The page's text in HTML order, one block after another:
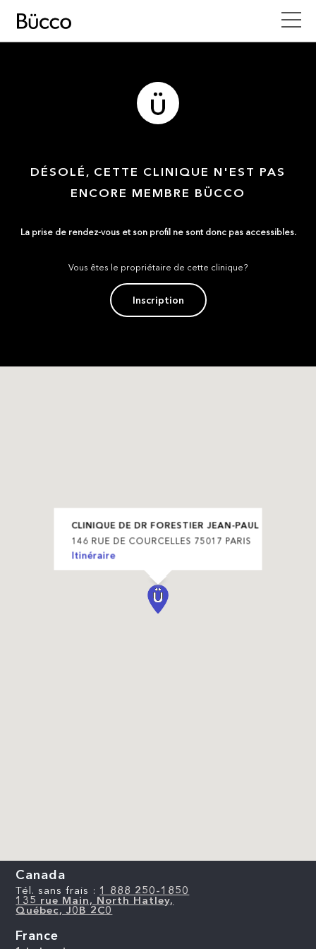
DÉSOLÉ, CETTE CLINIQUE N'EST PAS
ENCORE MEMBRE BÜCCO
La prise de rendez-vous et son profil ne sont donc pas accessibles.
Vous êtes le propriétaire de cette clinique?
Inscription
CLINIQUE DE DR FORESTIER JEAN-PAUL
146 RUE DE COURCELLES 75017 PARIS
Itinéraire
Canada
Tél. sans frais : 1 888 250-1850
135 rue Main, North Hatley,
Québec, J0B 2C0
France